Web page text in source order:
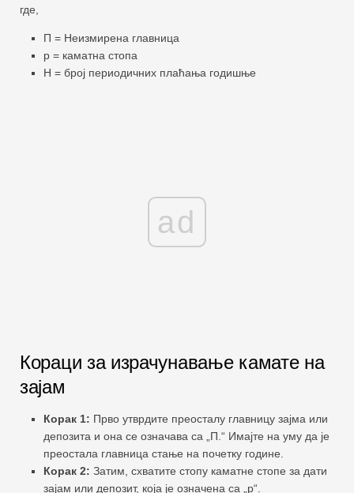
где,
П = Неизмирена главница
р = каматна стопа
Н = број периодичних плаћања годишње
ad
Кораци за израчунавање камате на
зајам
Корак 1: Прво утврдите преосталу главницу зајма или
депозита и она се означава са „П.“ Имајте на уму да је
преостала главница стање на почетку године.
Корак 2: Затим, схватите стопу каматне стопе за дати
зајам или депозит, која је означена са „р“.